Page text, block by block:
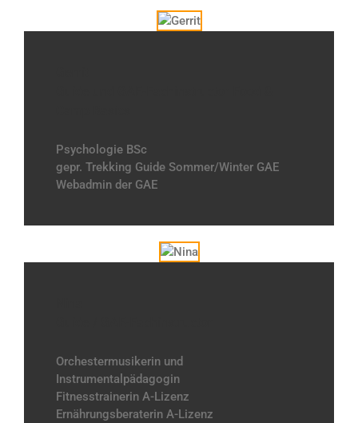
Psychologie BSc
gepr. Trekking Guide Sommer/Winter GAE
Webadmin der GAE
Orchestermusikerin und
Instrumentalpädagogin
Fitnesstrainerin A-Lizenz
Ernährungsberaterin A-Lizenz